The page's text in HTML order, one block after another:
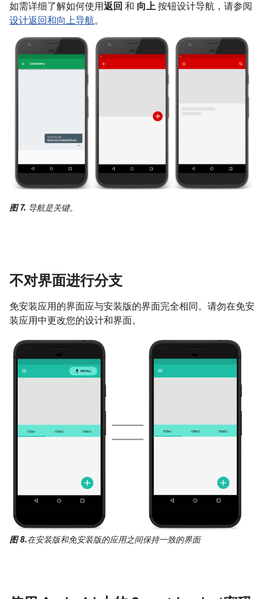
如需详细了解如何使用返回 和 向上 按钮设计导航，请参阅
设计返回和向上导航。
图 7. 导航是关键。
不对界面进行分支
免安装应用的界面应与安装版的界面完全相同。请勿在免安
装应用中更改您的设计和界面。
图 8.在安装版和免安装版的应用之间保持一致的界面